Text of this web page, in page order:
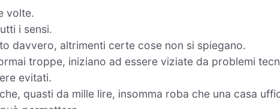
volte.
i sensi.
davvero, altrimenti certe cose non si spiegano.
troppe, iniziano ad essere viziate da problemi
evitati.
quasti da mille lire, insomma roba che una casa